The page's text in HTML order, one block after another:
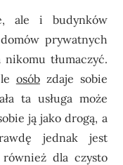
, ale i budynków
prywatnych
tłumaczyć.
osóbzdaje sobie
ta usługa może
ją jako drogą, a
jednak jest
dla czysto